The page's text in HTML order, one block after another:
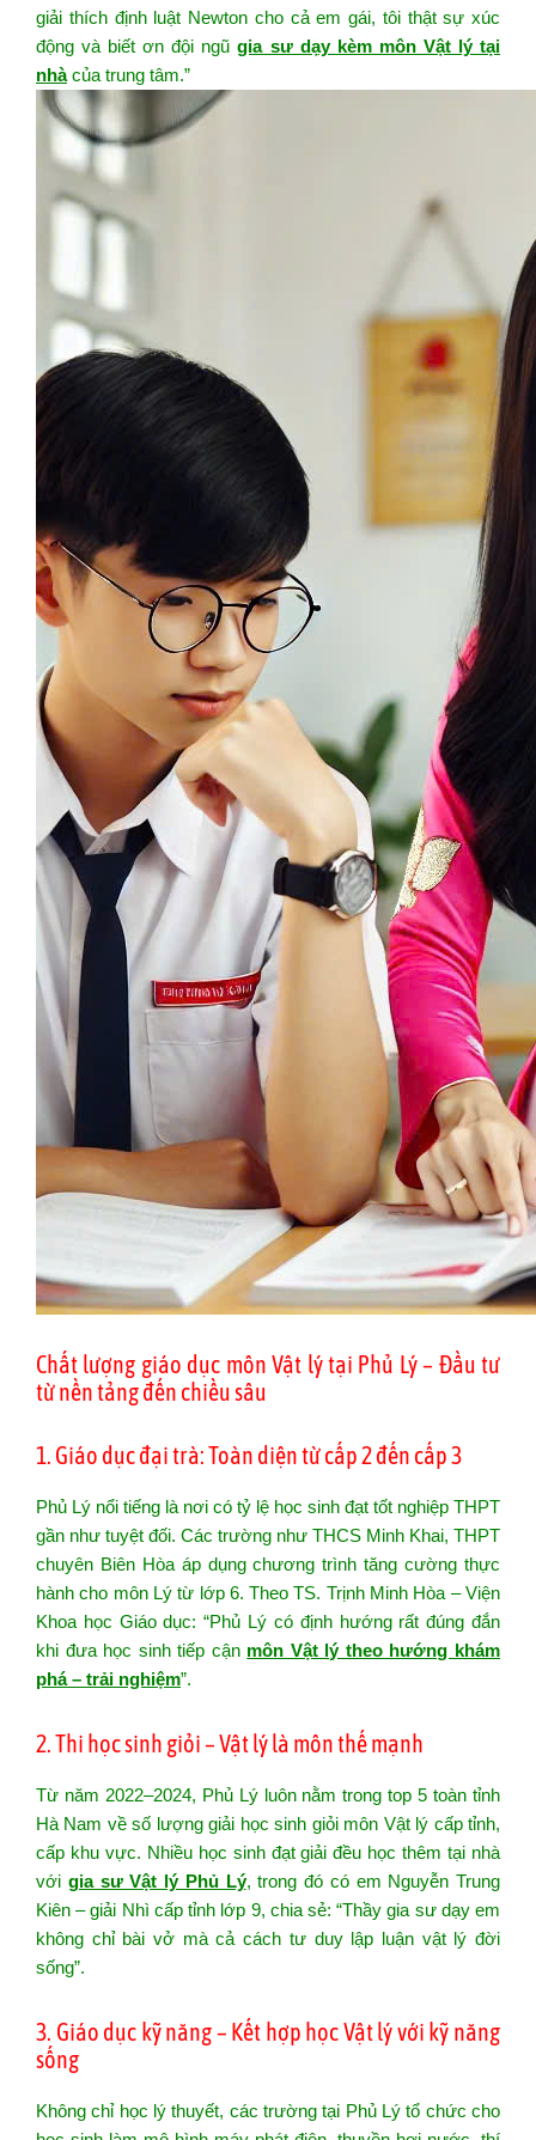
giải thích định luật Newton cho cả em gái, tôi thật sự xúc
động và biết ơn đội ngũgia sư dạy kèm môn Vật lý tại
nhàcủa trung tâm.”
Chất lượng giáo dục môn Vật lý tại Phủ Lý – Đầu tư
từ nền tảng đến chiều sâu
1. Giáo dục đại trà: Toàn diện từ cấp 2 đến cấp 3
Phủ Lý nổi tiếng là nơi có tỷ lệ học sinh đạt tốt nghiệp THPT
gần như tuyệt đối. Các trường như THCS Minh Khai, THPT
chuyên Biên Hòa áp dụng chương trình tăng cường thực
hành cho môn Lý từ lớp 6. Theo TS. Trịnh Minh Hòa – Viện
Khoa học Giáo dục: “Phủ Lý có định hướng rất đúng đắn
khi đưa học sinh tiếp cận môn Vật lý theo hướng khám
phá – trải nghiệm”.
2. Thi học sinh giỏi – Vật lý là môn thế mạnh
Từ năm 2022–2024, Phủ Lý luôn nằm trong top 5 toàn tỉnh
Hà Nam về số lượng giải học sinh giỏi môn Vật lý cấp tỉnh,
cấp khu vực. Nhiều học sinh đạt giải đều học thêm tại nhà
với gia sư Vật lý Phủ Lý, trong đó có em Nguyễn Trung
Kiên – giải Nhì cấp tỉnh lớp 9, chia sẻ: “Thầy gia sư dạy em
không chỉ bài vở mà cả cách tư duy lập luận vật lý đời
sống”.
3. Giáo dục kỹ năng – Kết hợp học Vật lý với kỹ năng
sống
Không chỉ học lý thuyết, các trường tại Phủ Lý tổ chức cho